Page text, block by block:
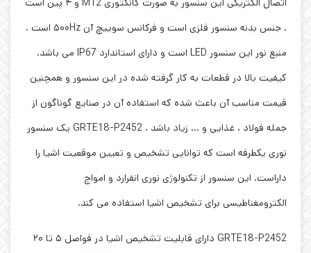
. جنس بدنه سنسور فلزی است و فرکانس سوییچ آن ۵۰۰Hz است .
منبع نور این سنسور LED است و دارای استاندارد IP67 می باشد.
کیفیت بالا در قطعات به کار گرفته شده در این سنسور و همچنین
قیمت مناسب آن باعث شده که استفاده آن در صنایع گوناگون از
جمله فولاد ، غذایی و … زیاد باشد . GRTE18-P2452 یک سنسور
نوری یکطرفه است که توانایی تشخیص و تعیین موقعیت اشیا را
داراست. این سنسور از تکنولوژی نوری انفرارد و امواج
الکترومغناطیسی برای تشخیص اشیا استفاده می کند.
GRTE18-P2452 دارای قابلیت تشخیص اشیا در فواصل ۵ تا ۲۰